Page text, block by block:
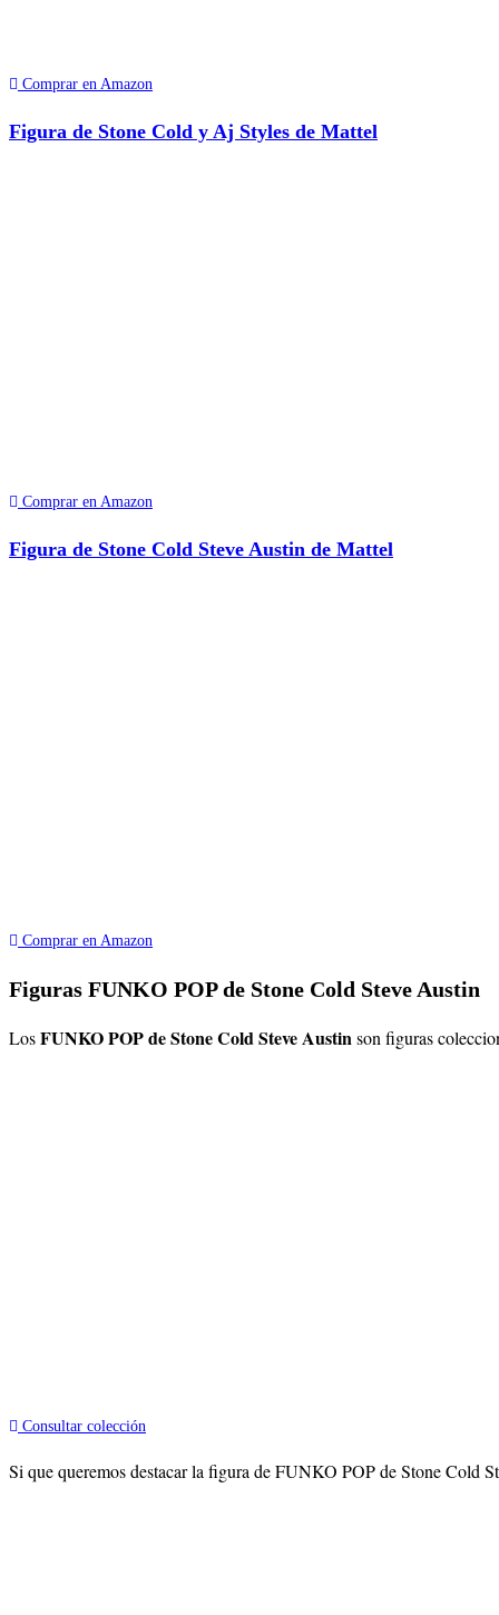
Comprar en Amazon
Figura de Stone Cold y Aj Styles de Mattel
Comprar en Amazon
Figura de Stone Cold Steve Austin de Mattel
Comprar en Amazon
Figuras FUNKO POP de Stone Cold Steve Austin
LosFUNKO POP de Stone Cold Steve Austinson figuras
Consultar colección
Si que queremos destacar la figura de FUNKO POP de Stone Cold